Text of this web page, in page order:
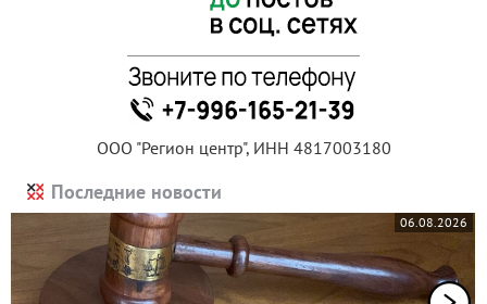
ООО "Регион центр", ИНН 4817003180
Последние новости
06.08.2026